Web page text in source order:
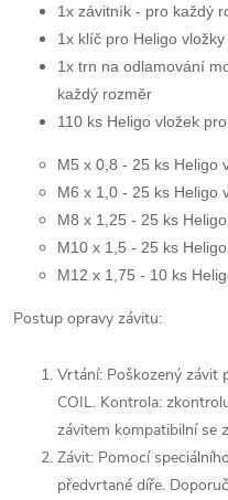
1x závitník - pro každý
1x klíč pro Heligo
1x trn na odlamování
každý rozměr
110 ks Heligo vložek
M5 x 0,8 - 25 ks Heligo
M6 x 1,0 - 25 ks Heligo
M8 x 1,25 - 25 ks
M10 x 1,5 - 25 ks
M12 x 1,75 - 10 ks
Postup opravy závitu:
Vrtání: Poškozený závit
COIL. Kontrola:
závitem kompatibilní se
Závit: Pomocí
předvrtané díře.